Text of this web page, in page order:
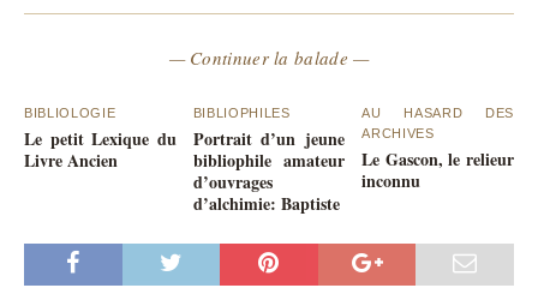
— Continuer la balade —
BIBLIOLOGIE
Le petit Lexique du
Livre Ancien
BIBLIOPHILES
Portrait d’un jeune
bibliophile amateur
d’ouvrages
d’alchimie: Baptiste
AU HASARD DES
ARCHIVES
Le Gascon, le relieur
inconnu